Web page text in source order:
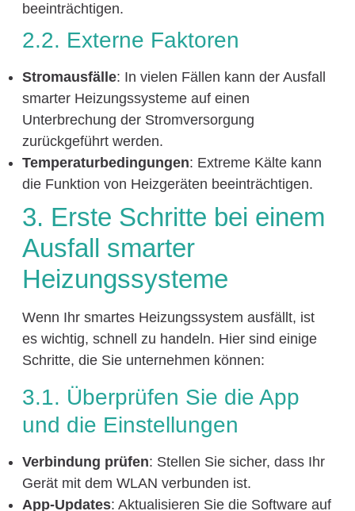
beeinträchtigen.
2.2. Externe Faktoren
Stromausfälle: In vielen Fällen kann der Ausfall
smarter Heizungssysteme auf einen
Unterbrechung der Stromversorgung
zurückgeführt werden.
Temperaturbedingungen: Extreme Kälte kann
die Funktion von Heizgeräten beeinträchtigen.
3. Erste Schritte bei einem
Ausfall smarter
Heizungssysteme
Wenn Ihr smartes Heizungssystem ausfällt, ist
es wichtig, schnell zu handeln. Hier sind einige
Schritte, die Sie unternehmen können:
3.1. Überprüfen Sie die App
und die Einstellungen
Verbindung prüfen: Stellen Sie sicher, dass Ihr
Gerät mit dem WLAN verbunden ist.
App-Updates: Aktualisieren Sie die Software auf